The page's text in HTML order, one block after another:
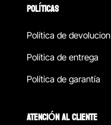
POLÍTICAS
Política de devolucion
Política de entrega
Política de garantía
ATENCIÓN AL CLIENTE